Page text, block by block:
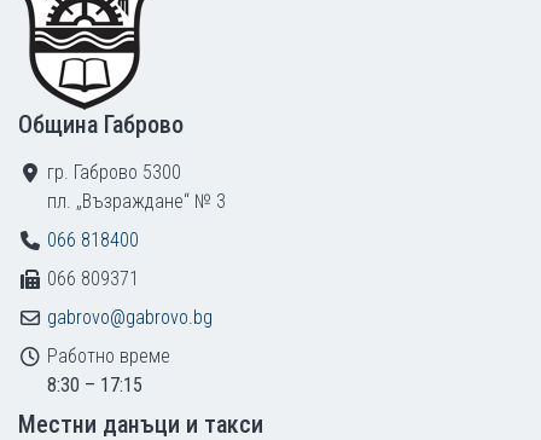
Община Габрово
гр. Габрово 5300
пл. „Възраждане“ № 3
066 818400
066 809371
gabrovo@gabrovo.bg
Работно време
8:30 – 17:15
Местни данъци и такси